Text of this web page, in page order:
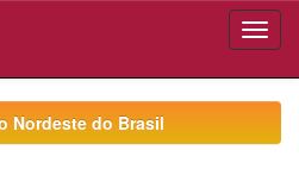
Nordeste do Brasil